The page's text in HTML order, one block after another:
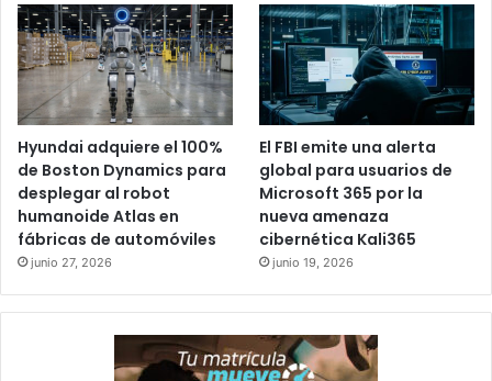
Hyundai adquiere el 100%
de Boston Dynamics para
desplegar al robot
humanoide Atlas en
fábricas de automóviles
junio 27, 2026
El FBI emite una alerta
global para usuarios de
Microsoft 365 por la
nueva amenaza
cibernética Kali365
junio 19, 2026